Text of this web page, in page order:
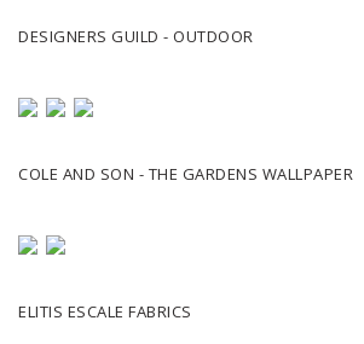
DESIGNERS GUILD - OUTDOOR
COLE AND SON - THE GARDENS WALLPAPER
ELITIS ESCALE FABRICS